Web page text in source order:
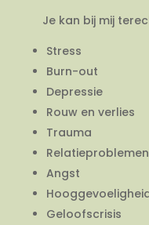
Je kan bij mij
Stress
Burn-out
Depressie
Rouw en verlies
Trauma
Relatieproblemen
Angst
Geloofscrisis